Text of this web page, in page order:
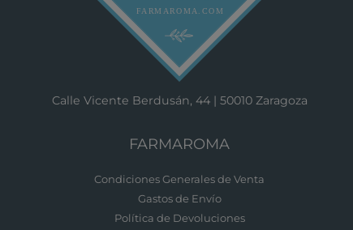
Calle Vicente Berdusán, 44 | 50010 Zaragoza
FARMAROMA
Condiciones Generales de Venta
Gastos de Envío
Política de Devoluciones